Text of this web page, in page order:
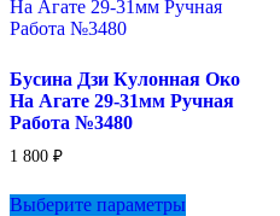
Бусина Дзи Кулонная Око
На Агате 29-31мм Ручная
Работа №3480
1 800 ₽
Выберите параметры